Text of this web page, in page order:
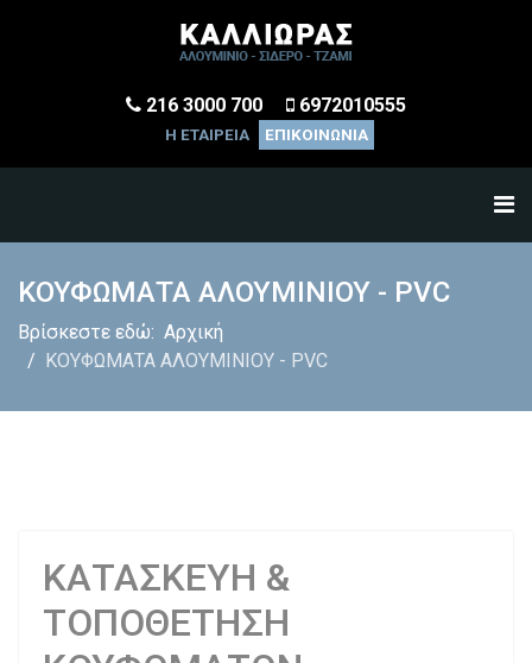
216 3000 700 6972010555
Η ΕΤΑΙΡΕΙΑ ΕΠΙΚΟΙΝΩΝΙΑ
ΚΟΥΦΩΜΑΤΑ ΑΛΟΥΜΙΝΙΟΥ - PVC
Βρίσκεστε εδώ: Αρχική
ΚΟΥΦΩΜΑΤΑ ΑΛΟΥΜΙΝΙΟΥ - PVC
ΚΑΤΑΣΚΕΥΗ &
ΤΟΠΟΘΕΤΗΣΗ